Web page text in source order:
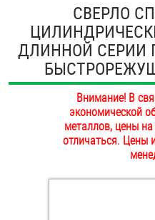
ОПЛАТА И ДОСТАВКА
НАШИ МАГАЗИНЫ
Болты и винты
Втулки
Гайки
Дюбели
Дюймовый крепёж
СВЕРЛО
ДЛИННОЙ СЕРИИ
Внимание! В
экономической
металлов, цены
отличаться. Цены